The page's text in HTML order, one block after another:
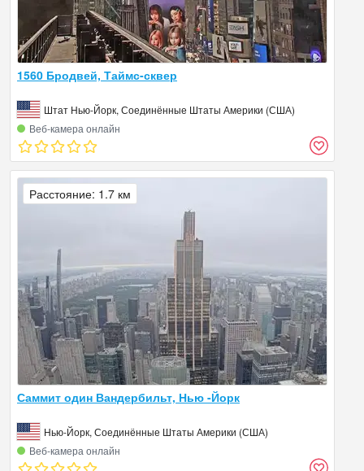
1560 Бродвей, Таймс-сквер
Штат Нью-Йорк, Соединённые Штаты Америки (США)
Веб‑камера онлайн
Саммит один Вандербильт, Нью -Йорк
Нью-Йорк, Соединённые Штаты Америки (США)
Веб‑камера онлайн
Расстояние: 1.7 км